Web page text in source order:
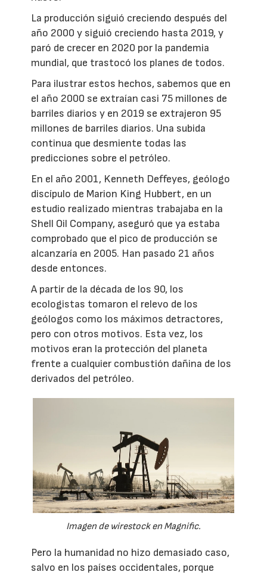
La producción siguió creciendo después del
año 2000 y siguió creciendo hasta 2019, y
paró de crecer en 2020 por la pandemia
mundial, que trastocó los planes de todos.
Para ilustrar estos hechos, sabemos que en
el año 2000 se extraían casi 75 millones de
barriles diarios y en 2019 se extrajeron 95
millones de barriles diarios. Una subida
continua que desmiente todas las
predicciones sobre el petróleo.
En el año 2001, Kenneth Deffeyes, geólogo
discípulo de Marion King Hubbert, en un
estudio realizado mientras trabajaba en la
Shell Oil Company, aseguró que ya estaba
comprobado que el pico de producción se
alcanzaría en 2005. Han pasado 21 años
desde entonces.
A partir de la década de los 90, los
ecologistas tomaron el relevo de los
geólogos como los máximos detractores,
pero con otros motivos. Esta vez, los
motivos eran la protección del planeta
frente a cualquier combustión dañina de los
derivados del petróleo.
Imagen de wirestock en Magnific.
Pero la humanidad no hizo demasiado caso,
salvo en los países occidentales, porque